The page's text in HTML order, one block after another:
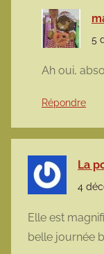
5
Ah oui,
Répondre
La
4
Elle est
belle journée